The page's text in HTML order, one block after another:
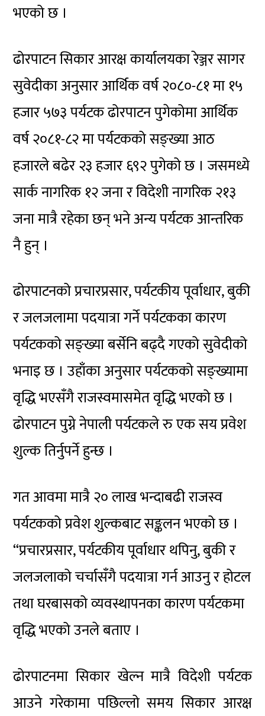
भएको छ ।
ढोरपाटन सिकार आरक्ष कार्यालयका रेञ्जर सागर
सुवेदीका अनुसार आर्थिक वर्ष २०८०-८१ मा १५
हजार ५७३ पर्यटक ढोरपाटन पुगेकोमा आर्थिक
वर्ष २०८१-८२ मा पर्यटकको सङ्ख्या आठ
हजारले बढेर २३ हजार ६९२ पुगेको छ । जसमध्ये
सार्क नागरिक १२ जना र विदेशी नागरिक २१३
जना मात्रै रहेका छन् भने अन्य पर्यटक आन्तरिक
नै हुन् ।
ढोरपाटनको प्रचारप्रसार, पर्यटकीय पूर्वाधार, बुकी
र जलजलामा पदयात्रा गर्ने पर्यटकका कारण
पर्यटकको सङ्ख्या बर्सेनि बढ्दै गएको सुवेदीको
भनाइ छ । उहाँका अनुसार पर्यटकको सङ्ख्यामा
वृद्धि भएसँगै राजस्वमासमेत वृद्धि भएको छ ।
ढोरपाटन पुग्ने नेपाली पर्यटकले रु एक सय प्रवेश
शुल्क तिर्नुपर्ने हुन्छ ।
गत आवमा मात्रै २० लाख भन्दाबढी राजस्व
पर्यटकको प्रवेश शुल्कबाट सङ्कलन भएको छ ।
“प्रचारप्रसार, पर्यटकीय पूर्वाधार थपिनु, बुकी र
जलजलाको चर्चासँगै पदयात्रा गर्न आउनु र होटल
तथा घरबासको व्यवस्थापनका कारण पर्यटकमा
वृद्धि भएको उनले बताए ।
ढोरपाटनमा सिकार खेल्न मात्रै विदेशी पर्यटक
आउने गरेकामा पछिल्लो समय सिकार आरक्ष